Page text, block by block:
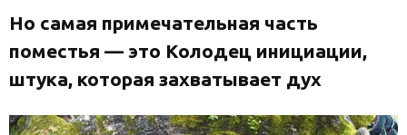
Но самая примечательная часть
поместья — это Колодец инициации,
штука, которая захватывает дух